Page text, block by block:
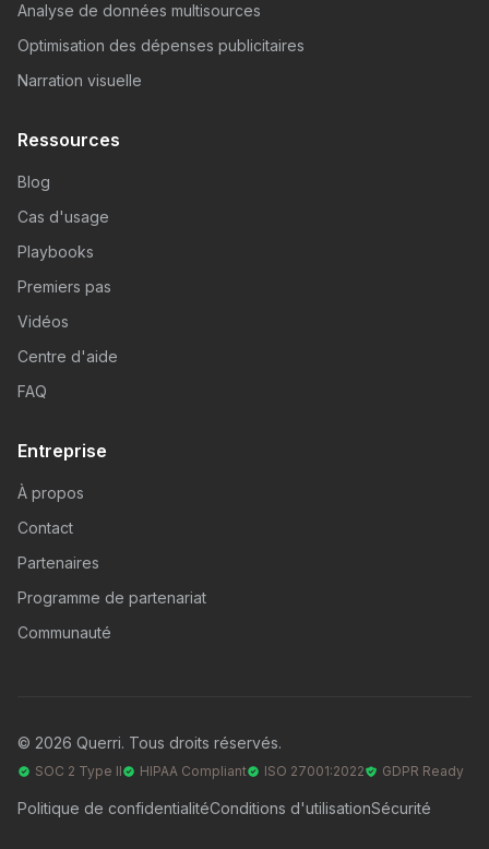
Analyse de données multisources
Optimisation des dépenses publicitaires
Narration visuelle
Ressources
Blog
Cas d'usage
Playbooks
Premiers pas
Vidéos
Centre d'aide
FAQ
Entreprise
À propos
Contact
Partenaires
Programme de partenariat
Communauté
© 2026 Querri. Tous droits réservés.
SOC 2 Type II HIPAA Compliant ISO 27001:2022 GDPR Ready
Politique de confidentialitéConditions d'utilisationSécurité